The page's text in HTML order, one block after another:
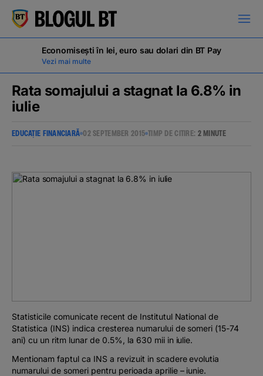
кириллица
Campanii
The MacRO Zone
Pentru antreprenori
Banking, pe relaxare
Economisești în lei, euro sau dolari din BT Pay
Vezi mai multe
Rata somajului a stagnat la 6.8% in
iulie
EDUCAȚIE FINANCIARĂ 02 SEPTEMBER 2015 TIMP DE CITIRE: 2 MINUTE
Statisticile comunicate recent de Institutul National de
Statistica (INS) indica cresterea numarului de someri (15-74
ani) cu un ritm lunar de 0.5%, la 630 mii in iulie.
Mentionam faptul ca INS a revizuit in scadere evolutia
numarului de someri pentru perioada aprilie – iunie.